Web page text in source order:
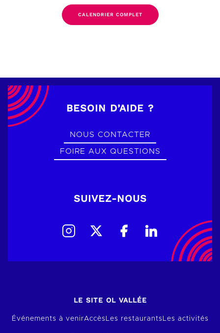
CALENDRIER COMPLET
BESOIN D’AIDE ?
NOUS CONTACTER
FOIRE AUX QUESTIONS
SUIVEZ-NOUS
LE SITE OL VALLÉE
Événements à venirAccèsLes restaurantsLes activités